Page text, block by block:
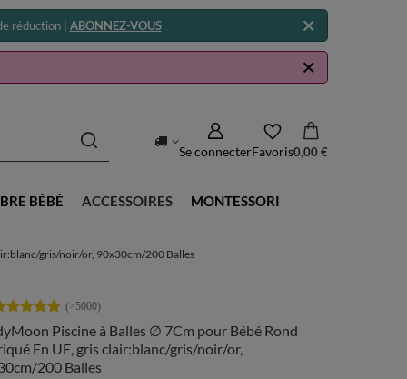
réduction | ABONNEZ-VOUS
Se connecterFavoris0,00 €
BÉBÉ ACCESSOIRES MONTESSORI
gris/noir/or, 90x30cm/200 Balles
Piscine à Balles ∅ 7Cm pour Bébé Rond
En UE, gris clair:blanc/gris/noir/or,
200 Balles